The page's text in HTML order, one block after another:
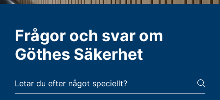
Frågor och svar om
Göthes Säkerhet